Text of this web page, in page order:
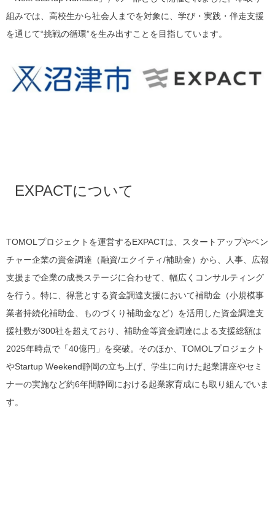
組みでは、高校生から社会人までを対象に、学び・実践・伴走支援
を通じて“挑戦の循環”を生み出すことを目指しています。
EXPACTについて
TOMOLプロジェクトを運営するEXPACTは、スタートアップやベン
チャー企業の資金調達（融資/エクイティ/補助金）から、人事、広報
支援まで企業の成長ステージに合わせて、幅広くコンサルティング
を行う。特に、得意とする資金調達支援において補助金（小規模事
業者持続化補助金、ものづくり補助金など）を活用した資金調達支
援社数が300社を超えており、補助金等資金調達による支援総額は
2025年時点で「40億円」を突破。そのほか、TOMOLプロジェクト
やStartup Weekend静岡の立ち上げ、学生に向けた起業講座やセミ
ナーの実施など約6年間静岡における起業家育成にも取り組んでいま
す。